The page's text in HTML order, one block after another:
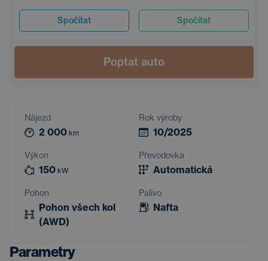
Spočítat Spočítat
Poptat auto
Nájezd
2 000 km
Rok výroby
10/2025
Výkon
150 kW
Převodovka
Automatická
Pohon
Pohon všech kol
(AWD)
Palivo
Nafta
Parametry